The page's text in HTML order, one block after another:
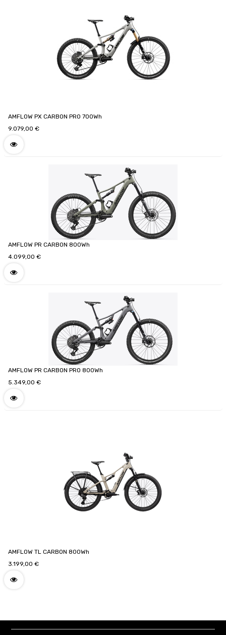
AMFLOW PX CARBON PRO 700Wh
9.079,00 €
AMFLOW PR CARBON 800Wh
4.099,00 €
AMFLOW PR CARBON PRO 800Wh
5.349,00 €
AMFLOW TL CARBON 800Wh
3.199,00 €